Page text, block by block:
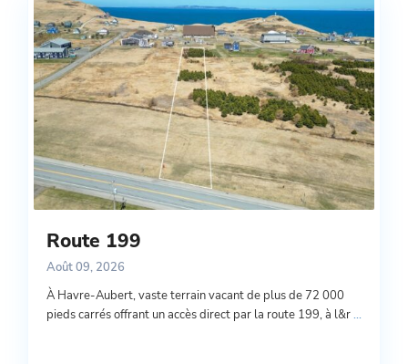
Route 199
Août 09, 2026
À Havre-Aubert, vaste terrain vacant de plus de 72 000
pieds carrés offrant un accès direct par la route 199, à l&r...